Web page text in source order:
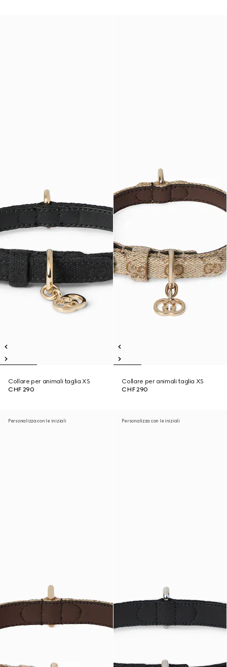
Collare per animali taglia XS
CHF 290
Collare per animali taglia XS
CHF 290
Personalizza con le iniziali Personalizza con le iniziali